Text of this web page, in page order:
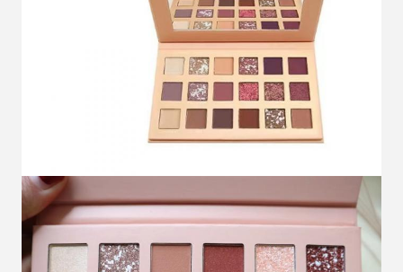
Sizi yakında arayacağız!